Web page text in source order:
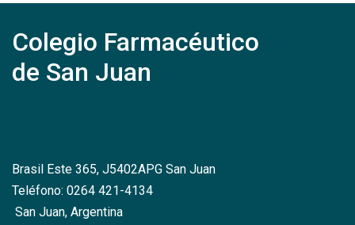
Colegio Farmacéutico
de San Juan
Brasil Este 365, J5402APG San Juan
Teléfono: 0264 421-4134
San Juan, Argentina